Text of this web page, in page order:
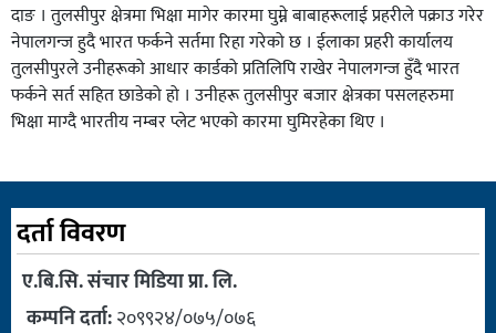
दाङ । तुलसीपुर क्षेत्रमा भिक्षा मागेर कारमा घुम्ने बाबाहरूलाई प्रहरीले पक्राउ गरेर
नेपालगन्ज हुदै भारत फर्कने सर्तमा रिहा गरेको छ । ईलाका प्रहरी कार्यालय
तुलसीपुरले उनीहरूको आधार कार्डको प्रतिलिपि राखेर नेपालगन्ज हुँदै भारत
फर्कने सर्त सहित छाडेको हो । उनीहरू तुलसीपुर बजार क्षेत्रका पसलहरुमा
भिक्षा माग्दै भारतीय नम्बर प्लेट भएको कारमा घुमिरहेका थिए ।
दर्ता विवरण
ए.बि.सि. संचार मिडिया प्रा. लि.
कम्पनि दर्ता:२०९९२४/०७५/०७६